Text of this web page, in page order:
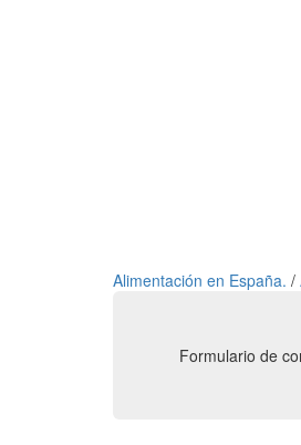
Alimentación en España. /
Formulario de